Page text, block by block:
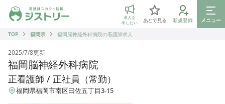
ジストリー 看護師の転職マッチング
求人を
出したい
あとで見る 新規登録
メニュー
TOP
福岡県 福岡脳神経外科病院の看護師求人
2025/7/8更新
福岡脳神経外科病院
正看護師 / 正社員（常勤）
福岡県福岡市南区曰佐五丁目3-15